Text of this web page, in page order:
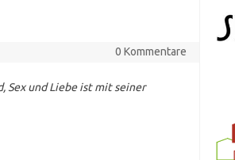
0 Kommentare
Sex und Liebe ist mit seiner